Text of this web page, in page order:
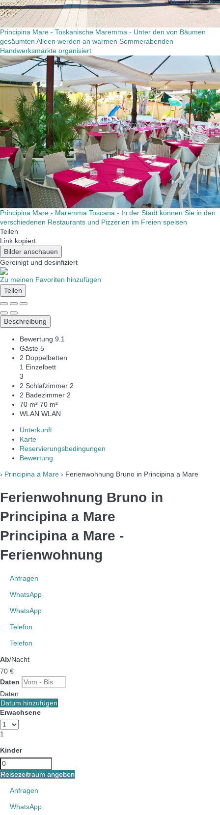
Principina Mare - Toskanische Maremma - Unter den von Bäumen
gesäumten Alleen werden an warmen Sommerabenden
Handwerksmärkte organisiert
Principina Mare - Maremma Toscana - In der Stadt können Sie in den
verschiedenen Restaurants und Pizzerien im Freien speisen
Teilen
Link kopiert
Bilder anschauen
Gereinigt und desinfiziert
Zu meinen Favoriten hinzufügen
Teilen
Beschreibung
Bewertung 9.1
Gäste 5
2 Doppelbetten
1 Einzelbett
3
2 Schlafzimmer 2
2 Badezimmer 2
70 m² 70 m²
WLAN WLAN
Unterkunft
Karte
Reservierungsbedingungen
Bewertung
› Principina a Mare › Ferienwohnung Bruno in Principina a Mare
Ferienwohnung Bruno in
Principina a Mare
Principina a Mare -
Ferienwohnung
Anfragen
WhatsApp
WhatsApp
Telefon
Telefon
Ab/Nacht
70 €
Daten
Daten
Datum hinzufügen
Erwachsene
1
Kinder
Reisezeitraum angeben
Anfragen
WhatsApp